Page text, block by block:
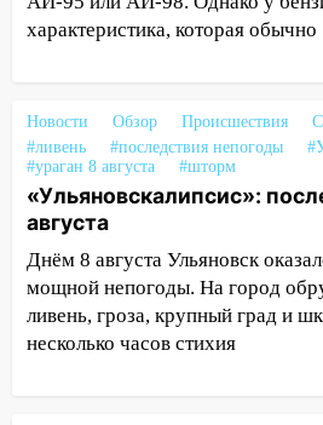
Ульяновской области
100 тысяч тонн зерна
Ульяновской области
тысяч заявлений
15:04 Фоторепортаж с
после шторма:
затопленные улицы
14:28 Ураган вырвал
Деева в Заволжье
14:26 Жители
характеристика, которая обычно
Новости Обзор Происшествия
#ливень
#последствия непогоды
#ураган 8 августа
#шторм
«Ульяновскалипсис»:
августа
Днём 8 августа Ульяновск
мощной непогоды. На город
ливень, гроза, крупный град и
несколько часов стихия